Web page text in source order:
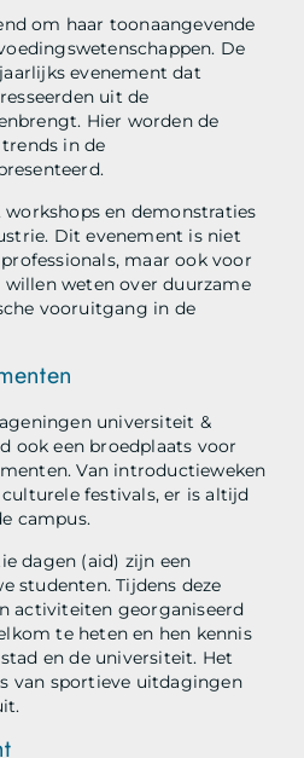
om haar toonaangevende
De
evenement dat
uit de
Hier worden de
in de
workshops en demonstraties
Dit evenement is niet
maar ook voor
weten over duurzame
vooruitgang in de
universiteit &
ook een broedplaats voor
Van introductieweken
festivals, er is altijd
campus.
dagen (aid) zijn een
studenten. Tijdens deze
activiteiten georganiseerd
te heten en hen kennis
en de universiteit. Het
van sportieve uitdagingen